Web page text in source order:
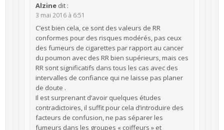
Alzine dit :
3 mai 2016 à 6:51
C’est bien cela, ce sont des valeurs de RR
conformes pour des risques modérés, pas ceux
des fumeurs de cigarettes par rapport au cancer
du poumon avec des RR bien supérieurs, mais ces
RR sont significatifs dans tous les cas avec des
intervalles de confiance qui ne laisse pas planer
de doute .
Il est surprenant d’avoir quelques études
contradictoires, il suffit pour cela d’introduire des
facteurs de confusion, ne pas séparer les
fumeurs dans les groupes « coiffeurs » et